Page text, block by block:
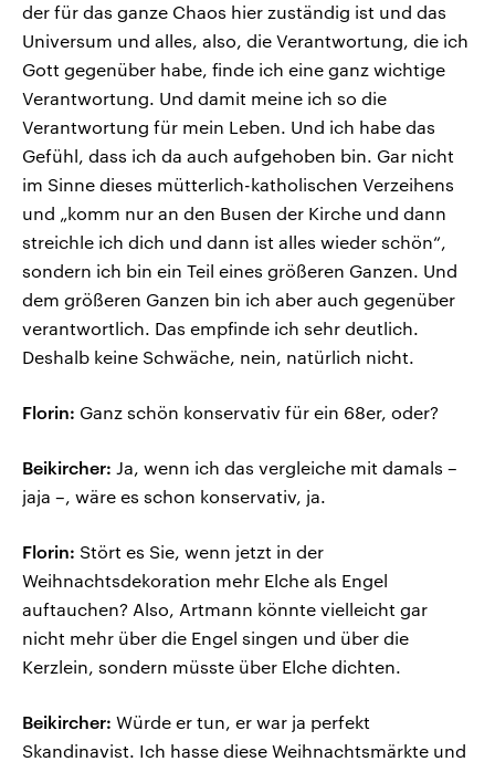
der für das ganze Chaos hier zuständig ist und das
Universum und alles, also, die Verantwortung, die ich
Gott gegenüber habe, finde ich eine ganz wichtige
Verantwortung. Und damit meine ich so die
Verantwortung für mein Leben. Und ich habe das
Gefühl, dass ich da auch aufgehoben bin. Gar nicht
im Sinne dieses mütterlich-katholischen Verzeihens
und „komm nur an den Busen der Kirche und dann
streichle ich dich und dann ist alles wieder schön“,
sondern ich bin ein Teil eines größeren Ganzen. Und
dem größeren Ganzen bin ich aber auch gegenüber
verantwortlich. Das empfinde ich sehr deutlich.
Deshalb keine Schwäche, nein, natürlich nicht.
Florin: Ganz schön konservativ für ein 68er, oder?
Beikircher: Ja, wenn ich das vergleiche mit damals –
jaja –, wäre es schon konservativ, ja.
Florin: Stört es Sie, wenn jetzt in der
Weihnachtsdekoration mehr Elche als Engel
auftauchen? Also, Artmann könnte vielleicht gar
nicht mehr über die Engel singen und über die
Kerzlein, sondern müsste über Elche dichten.
Beikircher: Würde er tun, er war ja perfekt
Skandinavist. Ich hasse diese Weihnachtsmärkte und